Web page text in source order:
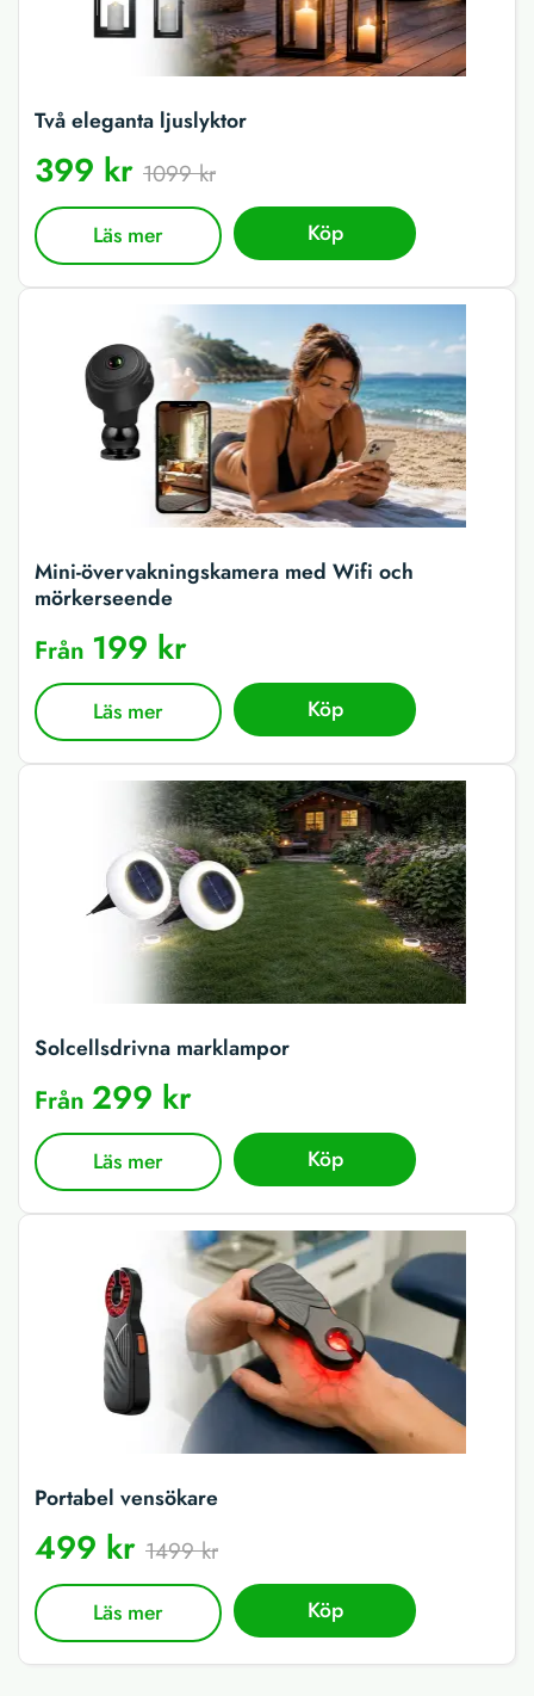
Två eleganta ljuslyktor
399 kr 1099 kr
Läs mer Köp
Mini-övervakningskamera med Wifi och
mörkerseende
Från 199 kr
Läs mer Köp
Solcellsdrivna marklampor
Från 299 kr
Läs mer Köp
Portabel vensökare
499 kr 1499 kr
Läs mer Köp